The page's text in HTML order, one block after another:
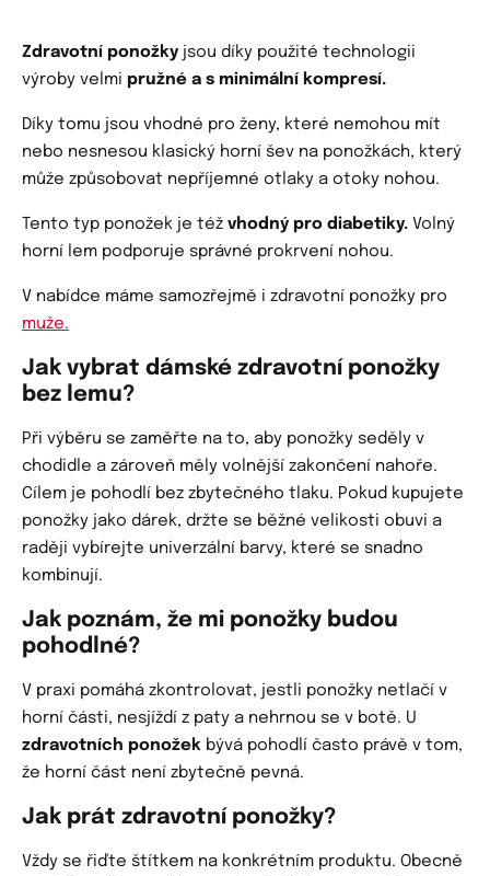
Zdravotní ponožky jsou díky použité technologii
výroby velmi pružné a s minimální kompresí.
Díky tomu jsou vhodné pro ženy, které nemohou mít
nebo nesnesou klasický horní šev na ponožkách, který
může způsobovat nepříjemné otlaky a otoky nohou.
Tento typ ponožek je též vhodný pro diabetiky. Volný
horní lem podporuje správné prokrvení nohou.
V nabídce máme samozřejmě i zdravotní ponožky pro
muže.
Jak vybrat dámské zdravotní ponožky
bez lemu?
Při výběru se zaměřte na to, aby ponožky seděly v
chodidle a zároveň měly volnější zakončení nahoře.
Cílem je pohodlí bez zbytečného tlaku. Pokud kupujete
ponožky jako dárek, držte se běžné velikosti obuvi a
raději vybírejte univerzální barvy, které se snadno
kombinují.
Jak poznám, že mi ponožky budou
pohodlné?
V praxi pomáhá zkontrolovat, jestli ponožky netlačí v
horní části, nesjíždí z paty a nehrnou se v botě. U
zdravotních ponožek bývá pohodlí často právě v tom,
že horní část není zbytečně pevná.
Jak prát zdravotní ponožky?
Vždy se řiďte štítkem na konkrétním produktu. Obecně